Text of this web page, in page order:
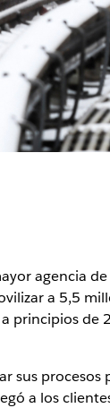
agencia
a 5,5
principios
sus
a los